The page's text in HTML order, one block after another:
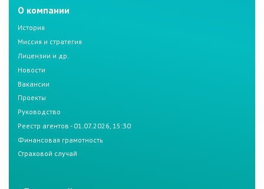
О компании
История
Миссия и стратегия
Лицензии и др.
Новости
Вакансии
Проекты
Руководство
Реестр агентов - 01.07.2026, 15:30
Финансовая грамотность
Страховой случай